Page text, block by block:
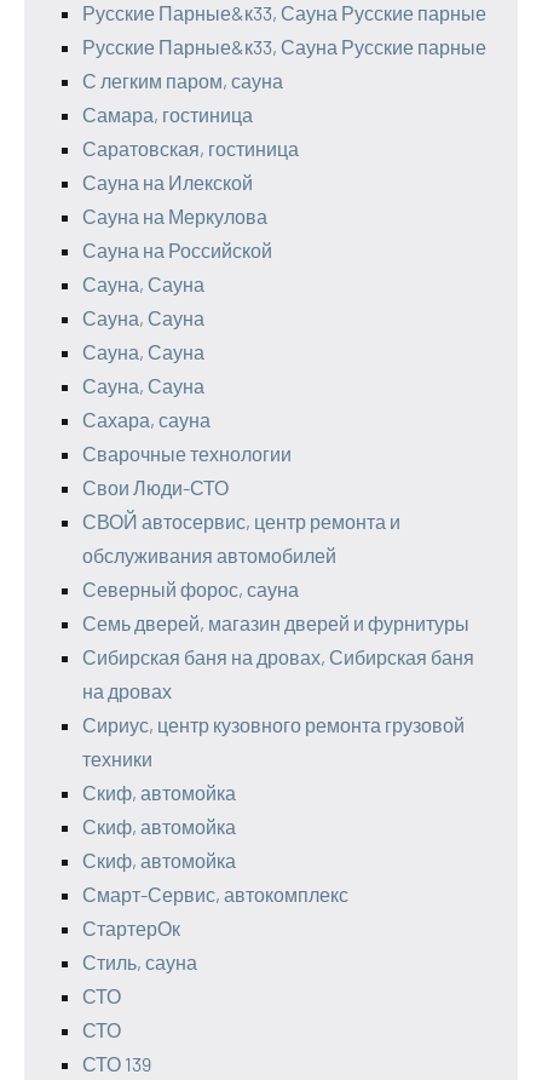
Русские Парные&к33, Сауна Русские парные
Русские Парные&к33, Сауна Русские парные
С легким паром, сауна
Самара, гостиница
Саратовская, гостиница
Сауна на Илекской
Сауна на Меркулова
Сауна на Российской
Сауна, Сауна
Сауна, Сауна
Сауна, Сауна
Сауна, Сауна
Сахара, сауна
Сварочные технологии
Свои Люди-СТО
СВОЙ автосервис, центр ремонта и
обслуживания автомобилей
Северный форос, сауна
Семь дверей, магазин дверей и фурнитуры
Сибирская баня на дровах, Сибирская баня
на дровах
Сириус, центр кузовного ремонта грузовой
техники
Скиф, автомойка
Скиф, автомойка
Скиф, автомойка
Смарт-Сервис, автокомплекс
СтартерОк
Стиль, сауна
СТО
СТО
СТО 139